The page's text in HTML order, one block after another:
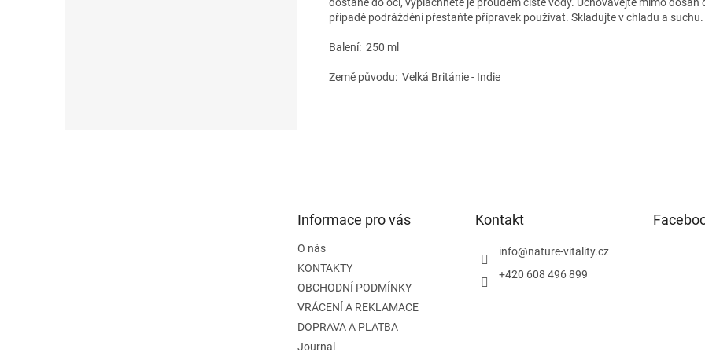
případě podráždění přestaňte přípravek používat. Skladujte v chladu a suchu.
Balení: 250 ml
Země původu: Velká Británie - Indie
Informace pro vás
O nás
KONTAKTY
OBCHODNÍ PODMÍNKY
VRÁCENÍ A REKLAMACE
DOPRAVA A PLATBA
Journal
Kontakt
info@nature-vitality.cz
+420 608 496 899